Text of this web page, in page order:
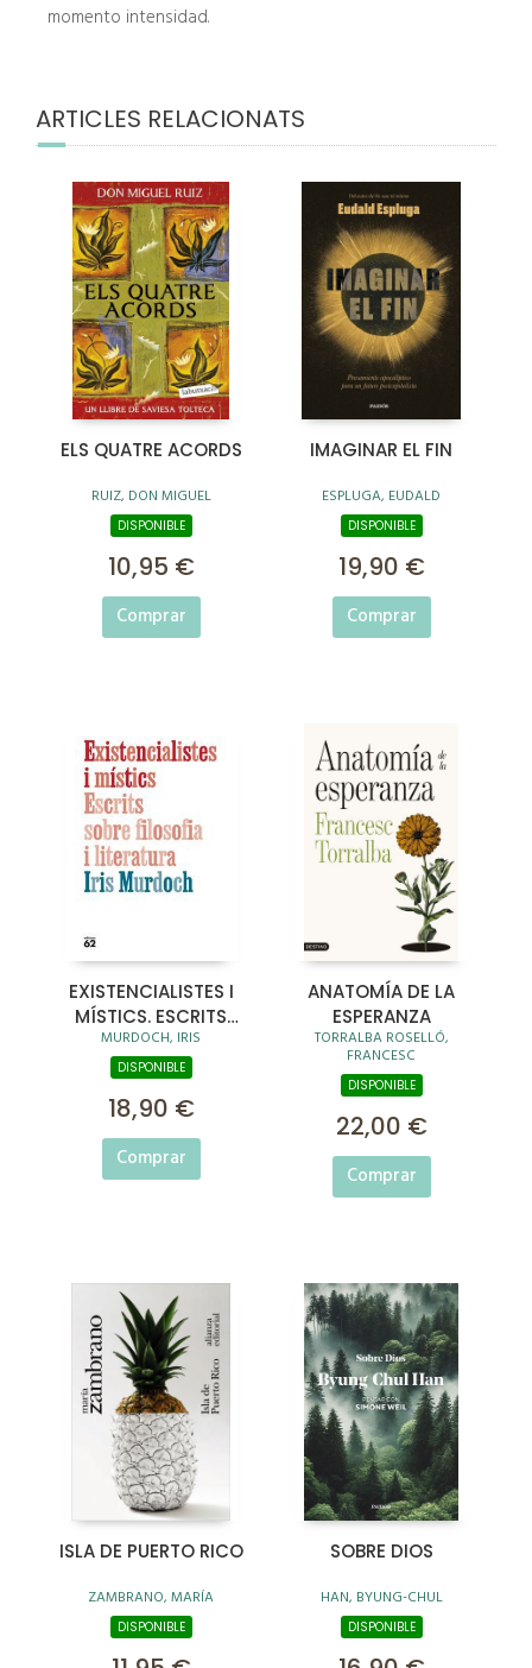
momento intensidad.
ARTICLES RELACIONATS
ELS QUATRE ACORDS
RUIZ, DON MIGUEL
DISPONIBLE
10,95 €
Comprar
IMAGINAR EL FIN
ESPLUGA, EUDALD
DISPONIBLE
19,90 €
Comprar
EXISTENCIALISTES I
MÍSTICS. ESCRITS
SOBRE FILOSOFIA I
LITERATURA
MURDOCH, IRIS
DISPONIBLE
18,90 €
Comprar
ANATOMÍA DE LA
ESPERANZA
TORRALBA ROSELLÓ,
FRANCESC
DISPONIBLE
22,00 €
Comprar
ISLA DE PUERTO RICO
ZAMBRANO, MARÍA
DISPONIBLE
SOBRE DIOS
HAN, BYUNG-CHUL
DISPONIBLE